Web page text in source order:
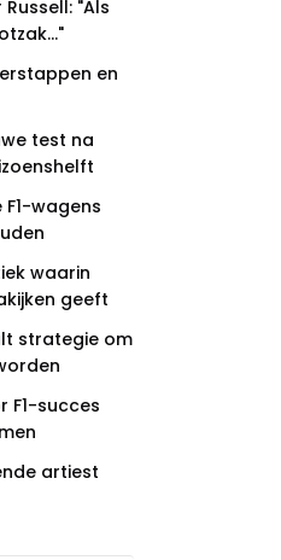
22 jul. 07:30
krijgt
met Hamilton
achter het
lek nu
20 jul. 15:15
"Als
en
test na
wagens
waarin
geeft
strategie om
F1-succes
artiest